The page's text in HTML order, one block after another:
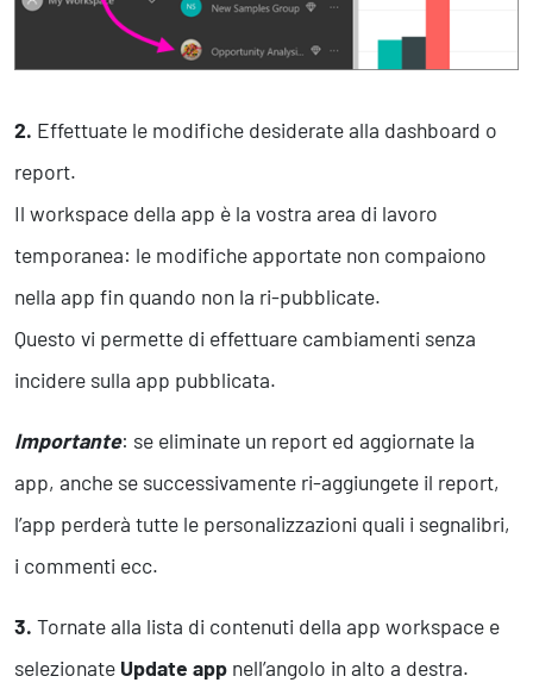
2. Effettuate le modifiche desiderate alla dashboard o
report.
Il workspace della app è la vostra area di lavoro
temporanea: le modifiche apportate non compaiono
nella app fin quando non la ri-pubblicate.
Questo vi permette di effettuare cambiamenti senza
incidere sulla app pubblicata.
Importante: se eliminate un report ed aggiornate la
app, anche se successivamente ri-aggiungete il report,
l’app perderà tutte le personalizzazioni quali i segnalibri,
i commenti ecc.
3. Tornate alla lista di contenuti della app workspace e
selezionate Update app nell’angolo in alto a destra.